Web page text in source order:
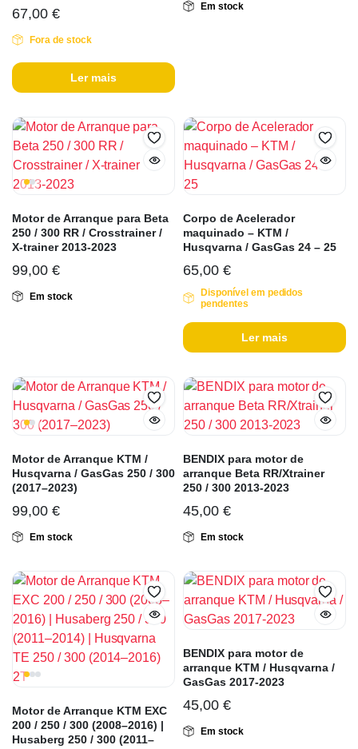
67,00 €
Fora de stock
Ler mais
Em stock
Motor de Arranque para Beta
250 / 300 RR / Crosstrainer /
X-trainer 2013-2023
99,00 €
Em stock
Corpo de Acelerador
maquinado – KTM /
Husqvarna / GasGas 24 – 25
65,00 €
Disponível em pedidos
pendentes
Ler mais
Motor de Arranque KTM /
Husqvarna / GasGas 250 / 300
(2017–2023)
99,00 €
Em stock
BENDIX para motor de
arranque Beta RR/Xtrainer
250 / 300 2013-2023
45,00 €
Em stock
Motor de Arranque KTM EXC
200 / 250 / 300 (2008–2016) |
Husaberg 250 / 300 (2011–
BENDIX para motor de
arranque KTM / Husqvarna /
GasGas 2017-2023
45,00 €
Em stock